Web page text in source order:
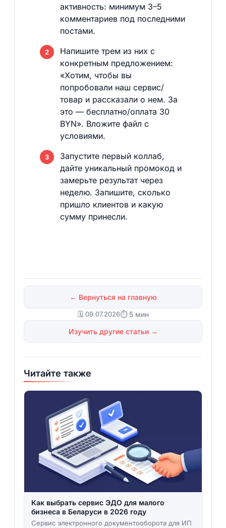
активность: минимум 3–5
комментариев под последними
постами.
Напишите трем из них с
конкретным предложением:
«Хотим, чтобы вы
попробовали наш сервис/
товар и рассказали о нем. За
это — бесплатно/оплата 30
BYN». Вложите файл с
условиями.
Запустите первый коллаб,
дайте уникальный промокод и
замерьте результат через
неделю. Запишите, сколько
пришло клиентов и какую
сумму принесли.
← Вернуться на главную
🗓️ 09.07.2026⏱ 5 мин
Изучить другие статьи →
Читайте также
Как выбрать сервис ЭДО для малого
бизнеса в Беларуси в 2026 году
Сервис электронного документооборота для ИП